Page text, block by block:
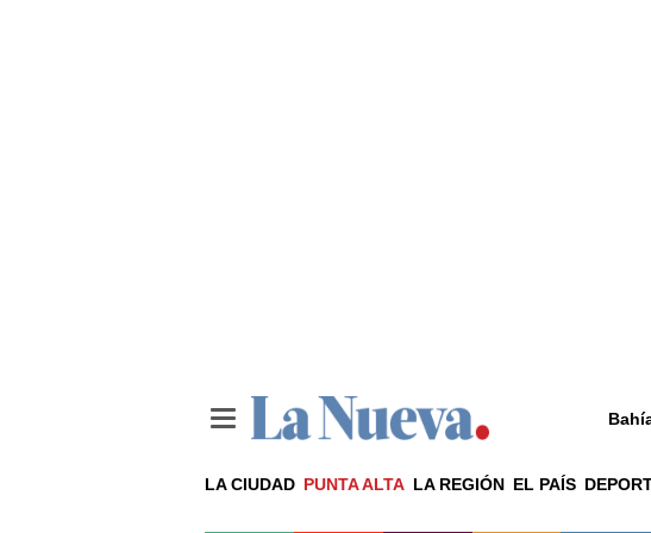
LA CIUDAD PUNTA ALTA LA REGIÓN EL PAÍS